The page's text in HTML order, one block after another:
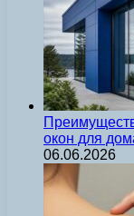
окон для
06.06.2026